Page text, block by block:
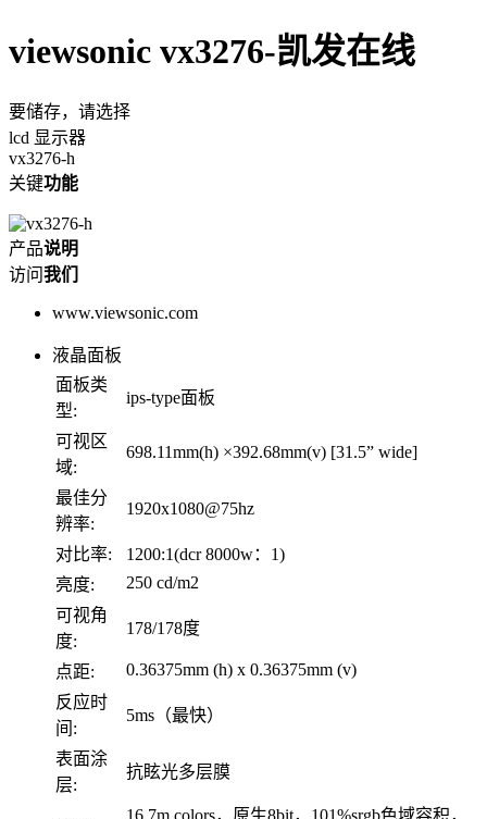
viewsonic vx3276-凯发在线
要储存，请选择
lcd 显示器
vx3276-h
关键功能
产品说明
访问我们
www.viewsonic.com
液晶面板
面板类
型:
ips-type面板
可视区
域:
698.11mm(h) ×392.68mm(v) [31.5” wide]
最佳分
辨率:
1920x1080@75hz
对比率:
1200:1(dcr 8000w：1)
亮度:
250 cd/m2
可视角
度:
178/178度
点距:
0.36375mm (h) x 0.36375mm (v)
反应时
间:
5ms（最快）
表面涂
层:
抗眩光多层膜
16.7m colors，原生8bit，101%srgb色域容积，